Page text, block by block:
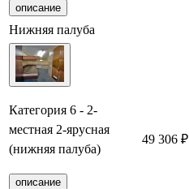
описание
Нижняя палуба
Категория 6 - 2-
местная 2-ярусная
(нижняя палуба)
описание
49 306 ₽